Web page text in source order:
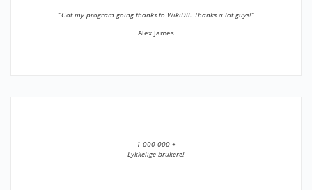
”Got my program going thanks to WikiDll. Thanks a lot guys!”
Alex James
1 000 000 +
Lykkelige brukere!